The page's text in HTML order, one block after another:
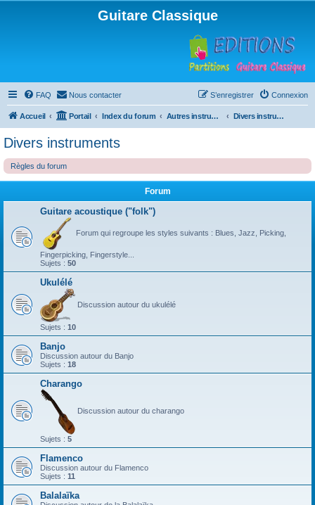
Guitare Classique
FAQ Nous contacter Connexion
S’enregistrer
Accueil Portail Index du forum Autres instruments à cordes pincées, ou styles Divers instruments
Divers instruments
Règles du forum
Forum
Guitare acoustique ("folk")
Forum qui regroupe les styles suivants : Blues, Jazz, Picking,
Fingerpicking, Fingerstyle...
Sujets : 50
Ukulélé
Discussion autour du ukulélé
Sujets : 10
Banjo
Discussion autour du Banjo
Sujets : 18
Charango
Discussion autour du charango
Sujets : 5
Flamenco
Discussion autour du Flamenco
Sujets : 11
Balalaïka